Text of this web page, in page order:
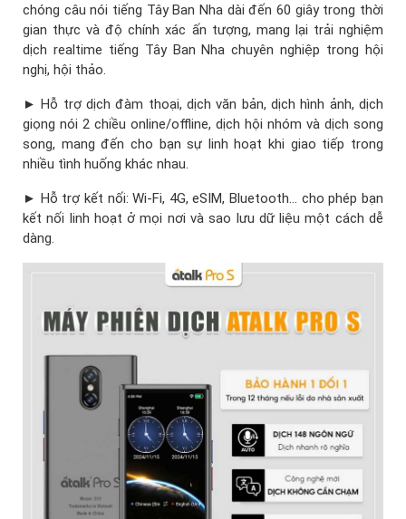
chóng câu nói tiếng Tây Ban Nha dài đến 60 giây trong thời
gian thực và độ chính xác ấn tượng, mang lại trải nghiệm
dịch realtime tiếng Tây Ban Nha chuyên nghiệp trong hội
nghị, hội thảo.
► Hỗ trợ dịch đàm thoại, dịch văn bản, dịch hình ảnh, dịch
giọng nói 2 chiều online/offline, dịch hội nhóm và dịch song
song, mang đến cho bạn sự linh hoạt khi giao tiếp trong
nhiều tình huống khác nhau.
► Hỗ trợ kết nối: Wi-Fi, 4G, eSIM, Bluetooth… cho phép bạn
kết nối linh hoạt ở mọi nơi và sao lưu dữ liệu một cách dễ
dàng.